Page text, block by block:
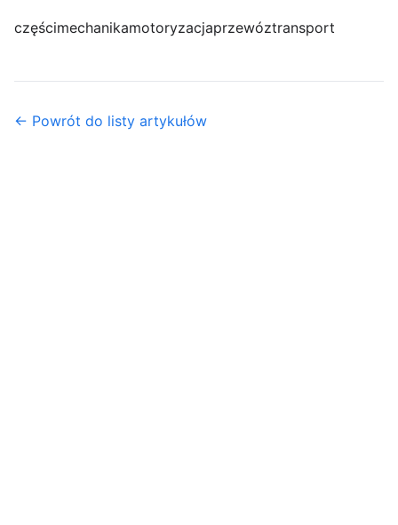
częścimechanikamotoryzacjaprzewóztransport
← Powrót do listy artykułów